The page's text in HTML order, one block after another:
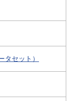
セット）